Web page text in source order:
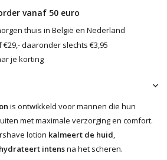
vanaf 50 euro
thuis in België en Nederland
daaronder slechts €3,95
je korting
is ontwikkeld voor mannen die hun
met maximale verzorging en comfort.
lotion kalmeert de huid
intensna het scheren.